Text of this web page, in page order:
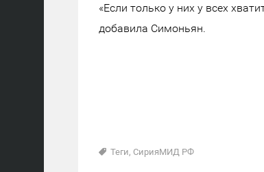
«Если только у них у всех
добавила Симоньян.
Теги, СирияМИД РФ